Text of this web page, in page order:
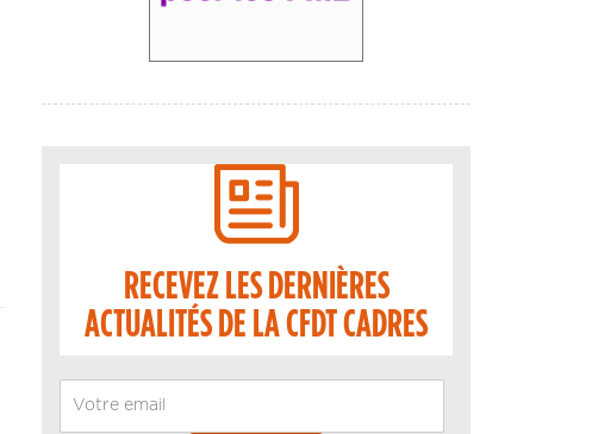
RECEVEZ LES DERNIÈRES
ACTUALITÉS DE LA CFDT CADRES